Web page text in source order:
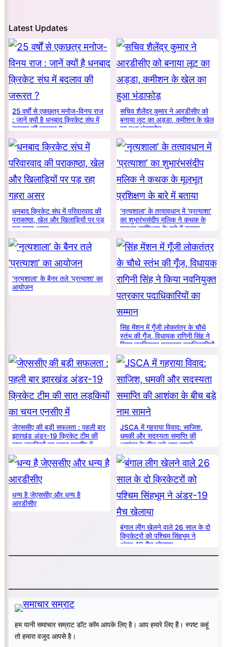
Latest Updates
25 वर्षों से एकछत्र मनोज-विनय राज
: जानें क्यों है धनबाद क्रिकेट संघ में
बदलाव की जरूरत ?
सचिव शैलेंद्र कुमार ने आरडीसीए को
बनाया लूट का अड्डा, कमीशन के खेल
का हुआ भंडाफोड़
धनबाद क्रिकेट संघ में परिवारवाद की
पराकाष्ठा, खेल और खिलाड़ियों पर पड़
रहा गहरा असर
‘नृत्यशाला’ के तत्वावधान में ‘प्रत्याशा’
का शुभारंभसंदीप मलिक ने कथक के
मूलभूत प्रशिक्षण के बारे में बताया
‘नृत्यशाला’ के बैनर तले ‘प्रत्याशा’ का
आयोजन
सिंह मेंशन में गूँजी लोकतंत्र के चौथे
स्तंभ की गूँज, विधायक रागिनी सिंह ने
किया नवनियुक्त पत्रकार पदाधिकारियों
का सम्मान
जेएससीए की बड़ी सफलता : पहली बार
झारखंड अंडर-19 क्रिकेट टीम की
सात लड़कियों का चयन एनसीए में
JSCA में गहराया विवाद: साजिश,
धमकी और सदस्यता समाप्ति की
आशंका के बीच बड़े नाम सामने
धन्य है जेएससीए और धन्य है
आरडीसीए
बंगाल लीग खेलने वाले 26 साल के दो
क्रिकेटरों को पश्चिम सिंहभूम ने
अंडर-19 मैच खेलाया
हम यानी समाचार सम्राट डॉट कॉम आपके लिए है। आप हमारे लिए हैं। स्पष्ट कहूं
तो हमारा वजूद आपसे है।